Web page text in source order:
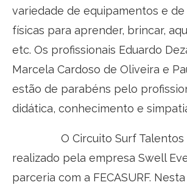
variedade de equipamentos e
físicas para aprender, brincar,
etc. Os profissionais Eduardo
Marcela Cardoso de Oliveira e
estão de parabéns pelo
didática, conhecimento e
O Circuito Surf Talentos
realizado pela empresa Swell
parceria com a FECASURF.